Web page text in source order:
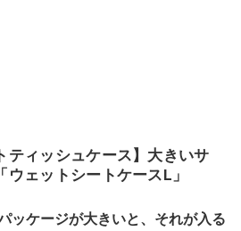
ティッシュケース】大きいサ
ェットシートケースL」
ッケージが大きいと、それが入る